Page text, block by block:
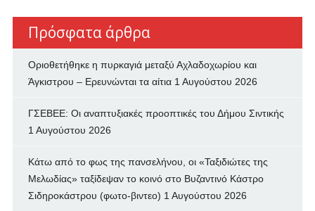
Πρόσφατα άρθρα
Οριοθετήθηκε η πυρκαγιά μεταξύ Αχλαδοχωρίου και
Άγκιστρου – Ερευνώνται τα αίτια 1 Αυγούστου 2026
ΓΣΕΒΕΕ: Οι αναπτυξιακές προοπτικές του Δήμου Σιντικής
1 Αυγούστου 2026
Κάτω από το φως της πανσελήνου, οι «Ταξιδιώτες της
Μελωδίας» ταξίδεψαν το κοινό στο Βυζαντινό Κάστρο
Σιδηροκάστρου (φωτο-βιντεο) 1 Αυγούστου 2026